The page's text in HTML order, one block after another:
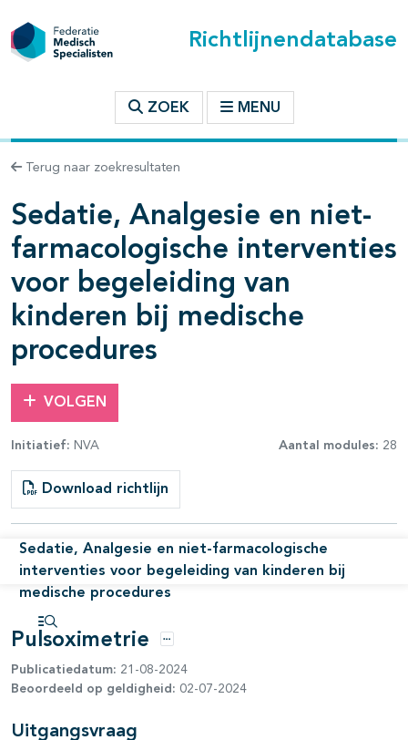
Richtlijnendatabase
ZOEK MENU
Terug naar zoekresultaten
Sedatie, Analgesie en niet-
farmacologische interventies
voor begeleiding van
kinderen bij medische
procedures
VOLGEN
Initiatief: NVA Aantal modules: 28
Download richtlijn
Sedatie, Analgesie en niet-farmacologische
interventies voor begeleiding van kinderen bij
medische procedures
Open inhoudsopgave
binnen deze richtlijn
openklappen
open- en dichtklappen
open- en dichtklappen
open- en dichtklappen
Pulsoximetrie Opties
Publicatiedatum: 21-08-2024
Beoordeeld op geldigheid: 02-07-2024
Uitgangsvraag